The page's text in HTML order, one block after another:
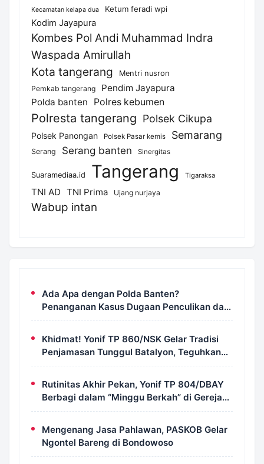
Kecamatan kelapa dua Ketum feradi wpi
Kodim Jayapura
Kombes Pol Andi Muhammad Indra
Waspada Amirullah
Kota tangerang
Mentri nusron
Pemkab tangerang
Pendim Jayapura
Polda banten
Polres kebumen
Polresta tangerang Polsek Cikupa
Polsek Panongan Polsek Pasar kemis Semarang
Serang Serang banten Sinergitas
Suaramediaa.id Tangerang Tigaraksa
TNI AD TNI Prima Ujang nurjaya
Wabup intan
Ada Apa dengan Polda Banten?
Penanganan Kasus Dugaan Penculikan dan
Pengeroyokan Aktivis UUN Dipertanyakan
Khidmat! Yonif TP 860/NSK Gelar Tradisi
Penjamasan Tunggul Batalyon, Teguhkan
Jiwa Korsa Prajurit
Rutinitas Akhir Pekan, Yonif TP 804/DBAY
Berbagi dalam “Minggu Berkah” di Gereja
Kristus Ajaib Kimi
Mengenang Jasa Pahlawan, PASKOB Gelar
Ngontel Bareng di Bondowoso